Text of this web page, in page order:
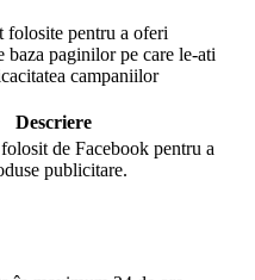
folosite pentru a oferi
baza paginilor pe care le-ati
campaniilor
Descriere
de Facebook pentru a
publicitare.